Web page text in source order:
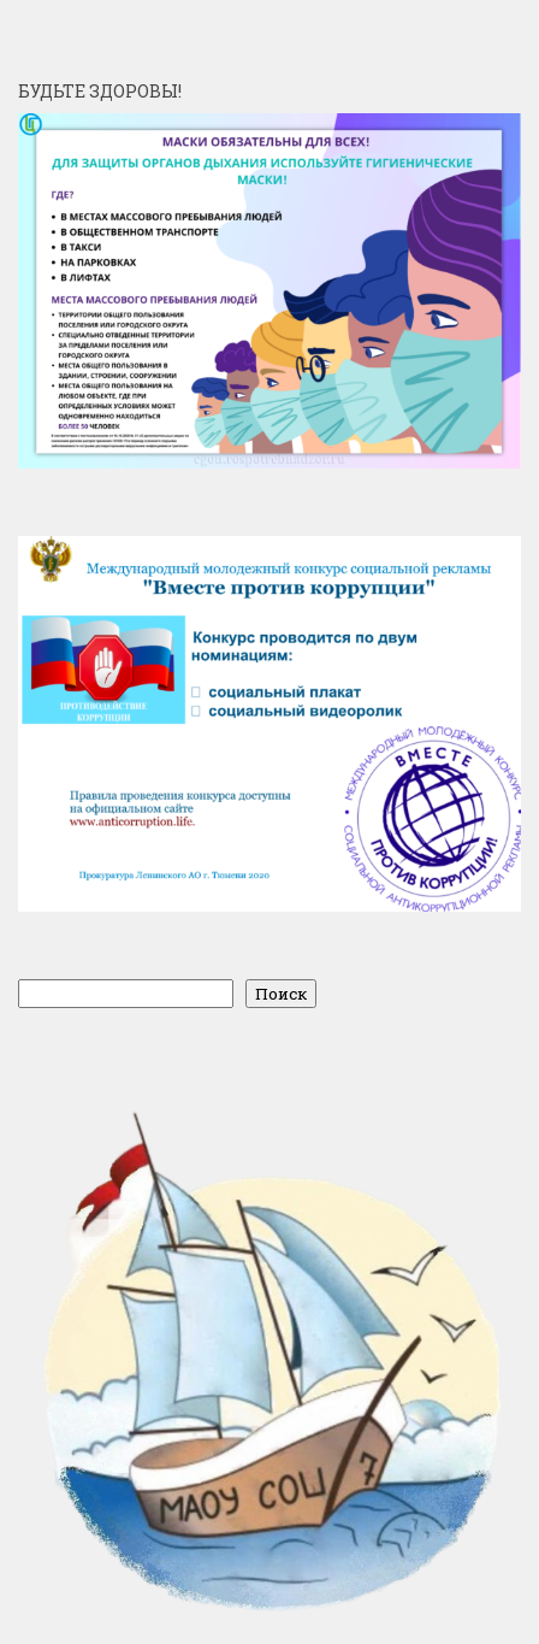
БУДЬТЕ ЗДОРОВЫ!
Поиск